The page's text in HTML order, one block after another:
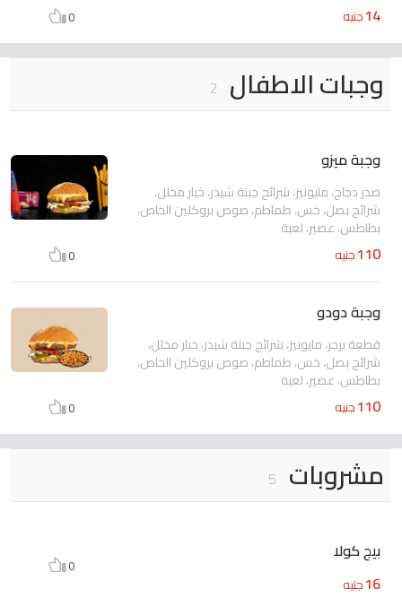
14جنيه 0
وجبات الاطفال 2
وجبة ميزو
صدر دجاج، مايونيز، شرائح جبنة شيدر، خيار مخلل،
شرائح بصل، خس، طماطم، صوص بروكلين الخاص،
بطاطس، عصير، لعبة
110جنيه 0
وجبة دودو
قطعة برجر، مايونيز، شرائح جبنة شيدر، خيار مخلل،
شرائح بصل، خس، طماطم، صوص بروكلين الخاص،
بطاطس، عصير، لعبة
110جنيه 0
مشروبات 5
بيج كولا
16جنيه
0